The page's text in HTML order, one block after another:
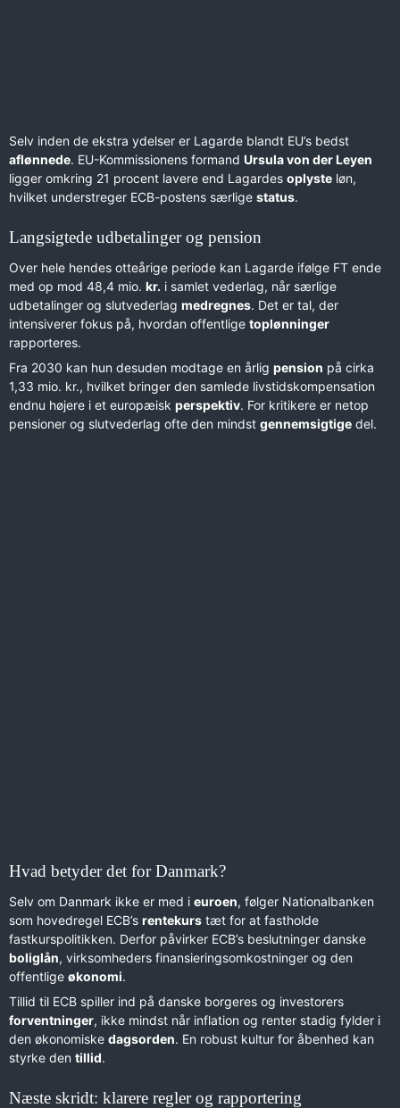
Selv inden de ekstra ydelser er Lagarde blandt EU’s bedst
aflønnede. EU-Kommissionens formand Ursula von der Leyen
ligger omkring 21 procent lavere end Lagardes oplyste løn,
hvilket understreger ECB-postens særlige status.
Langsigtede udbetalinger og pension
Over hele hendes otteårige periode kan Lagarde ifølge FT ende
med op mod 48,4 mio. kr. i samlet vederlag, når særlige
udbetalinger og slutvederlag medregnes. Det er tal, der
intensiverer fokus på, hvordan offentlige toplønninger
rapporteres.
Fra 2030 kan hun desuden modtage en årlig pension på cirka
1,33 mio. kr., hvilket bringer den samlede livstidskompensation
endnu højere i et europæisk perspektiv. For kritikere er netop
pensioner og slutvederlag ofte den mindst gennemsigtige del.
Hvad betyder det for Danmark?
Selv om Danmark ikke er med i euroen, følger Nationalbanken
som hovedregel ECB’s rentekurs tæt for at fastholde
fastkurspolitikken. Derfor påvirker ECB’s beslutninger danske
boliglån, virksomheders finansieringsomkostninger og den
offentlige økonomi.
Tillid til ECB spiller ind på danske borgeres og investorers
forventninger, ikke mindst når inflation og renter stadig fylder i
den økonomiske dagsorden. En robust kultur for åbenhed kan
styrke den tillid.
Næste skridt: klarere regler og rapportering